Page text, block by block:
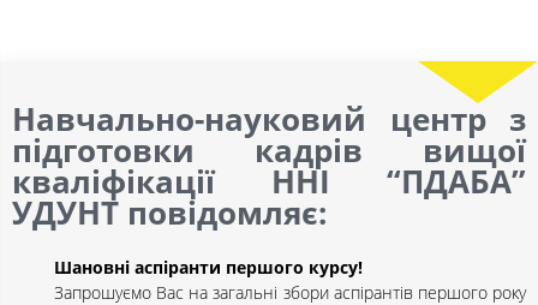
Навчально-науковий центр з
підготовки кадрів вищої
кваліфікації ННІ “ПДАБА”
УДУНТ повідомляє:
Шановні аспіранти першого курсу!
Запрошуємо Вас на загальні збори аспірантів першого року